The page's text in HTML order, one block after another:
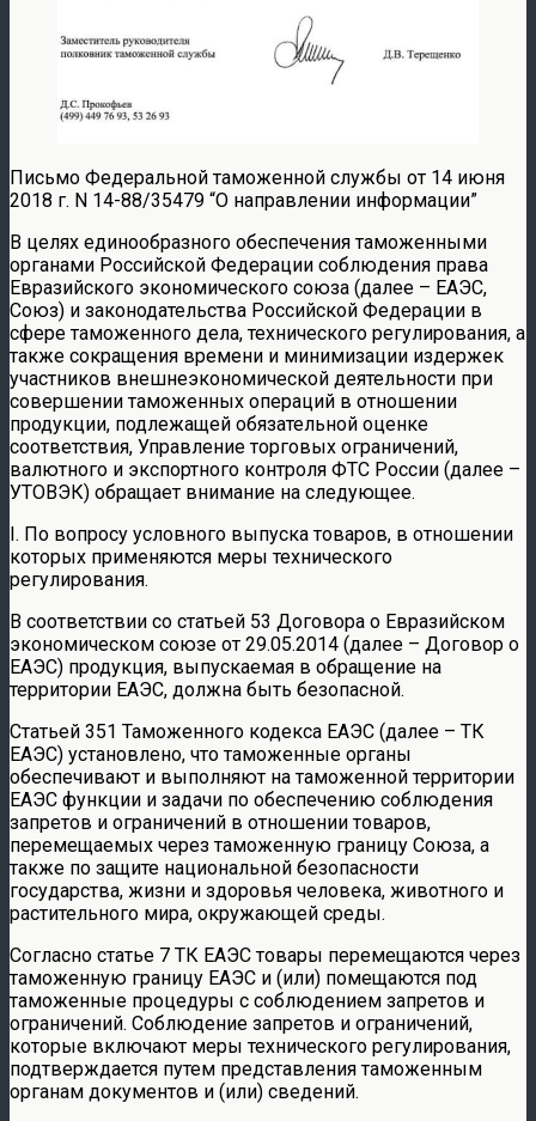
Письмо Федеральной таможенной службы от 14 июня
2018 г. N 14-88/35479 “О направлении информации”
В целях единообразного обеспечения таможенными
органами Российской Федерации соблюдения права
Евразийского экономического союза (далее – ЕАЭС,
Союз) и законодательства Российской Федерации в
сфере таможенного дела, технического регулирования, а
также сокращения времени и минимизации издержек
участников внешнеэкономической деятельности при
совершении таможенных операций в отношении
продукции, подлежащей обязательной оценке
соответствия, Управление торговых ограничений,
валютного и экспортного контроля ФТС России (далее –
УТОВЭК) обращает внимание на следующее.
I. По вопросу условного выпуска товаров, в отношении
которых применяются меры технического
регулирования.
В соответствии со статьей 53 Договора о Евразийском
экономическом союзе от 29.05.2014 (далее – Договор о
ЕАЭС) продукция, выпускаемая в обращение на
территории ЕАЭС, должна быть безопасной.
Статьей 351 Таможенного кодекса ЕАЭС (далее – ТК
ЕАЭС) установлено, что таможенные органы
обеспечивают и выполняют на таможенной территории
ЕАЭС функции и задачи по обеспечению соблюдения
запретов и ограничений в отношении товаров,
перемещаемых через таможенную границу Союза, а
также по защите национальной безопасности
государства, жизни и здоровья человека, животного и
растительного мира, окружающей среды.
Согласно статье 7 ТК ЕАЭС товары перемещаются через
таможенную границу ЕАЭС и (или) помещаются под
таможенные процедуры с соблюдением запретов и
ограничений. Соблюдение запретов и ограничений,
которые включают меры технического регулирования,
подтверждается путем представления таможенным
органам документов и (или) сведений.